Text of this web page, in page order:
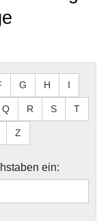
G H I
Q R S T
Z
ein: